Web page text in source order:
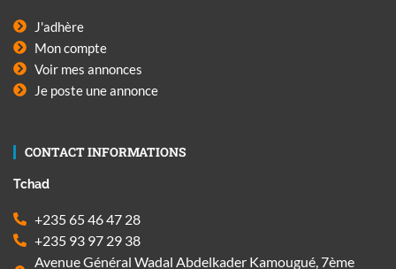
J'adhère
Mon compte
Voir mes annonces
Je poste une annonce
CONTACT INFORMATIONS
Tchad
+235 65 46 47 28
+235 93 97 29 38
Avenue Général Wadal Abdelkader Kamougué, 7ème